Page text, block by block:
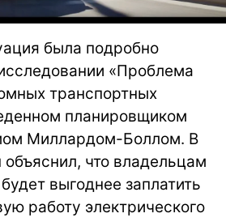
была подробно
«Проблема
транспортных
планировщиком
Миллардом-Боллом. В
объяснил, что владельцам
выгоднее заплатить
работу электрического